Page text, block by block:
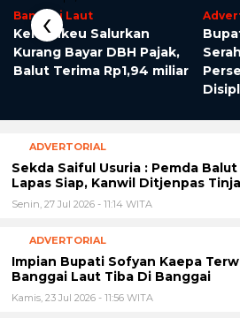
Banggai Laut
Kemenkeu Salurkan
Kurang Bayar DBH Pajak,
Balut Terima Rp1,94 miliar
‹
ADVERTORIAL
Sekda Saiful Usuria : Pemda
Lapas Siap, Kanwil Ditjenpas
Senin, 27 Jul 2026 - 11:14 WITA
ADVERTORIAL
Impian Bupati Sofyan Kaepa
Banggai Laut Tiba Di Banggai
Kamis, 23 Jul 2026 - 11:56 WITA